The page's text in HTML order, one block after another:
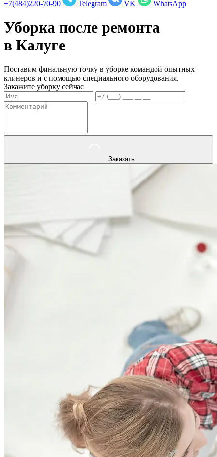
+7(484)220-70-90 Telegram VK WhatsApp
Уборка после ремонта
в Калуге
Поставим финальную точку в уборке командой опытных
клинеров и с помощью специального оборудования.
Закажите уборку сейчас
Заказать